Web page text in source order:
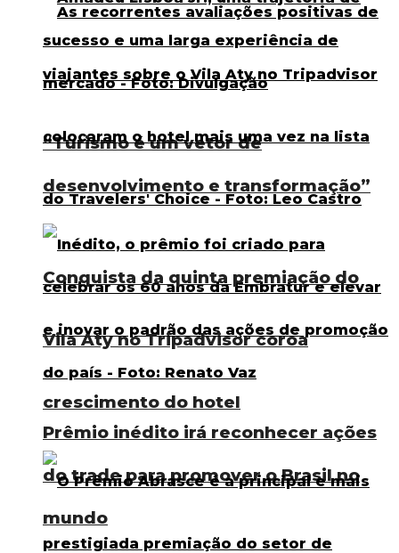
“Turismo é um vetor de
desenvolvimento e transformação”
Prêmio inédito irá reconhecer ações
do trade para promover o Brasil no
mundo
Conquista da quinta premiação do
Vila Aty no Tripadvisor coroa
crescimento do hotel